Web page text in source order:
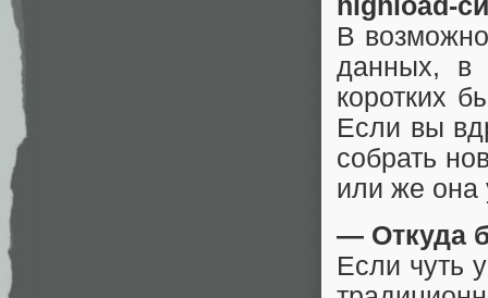
В
данных, в
коротких
Если вы
собрать
или же она
— Откуда
Если чуть